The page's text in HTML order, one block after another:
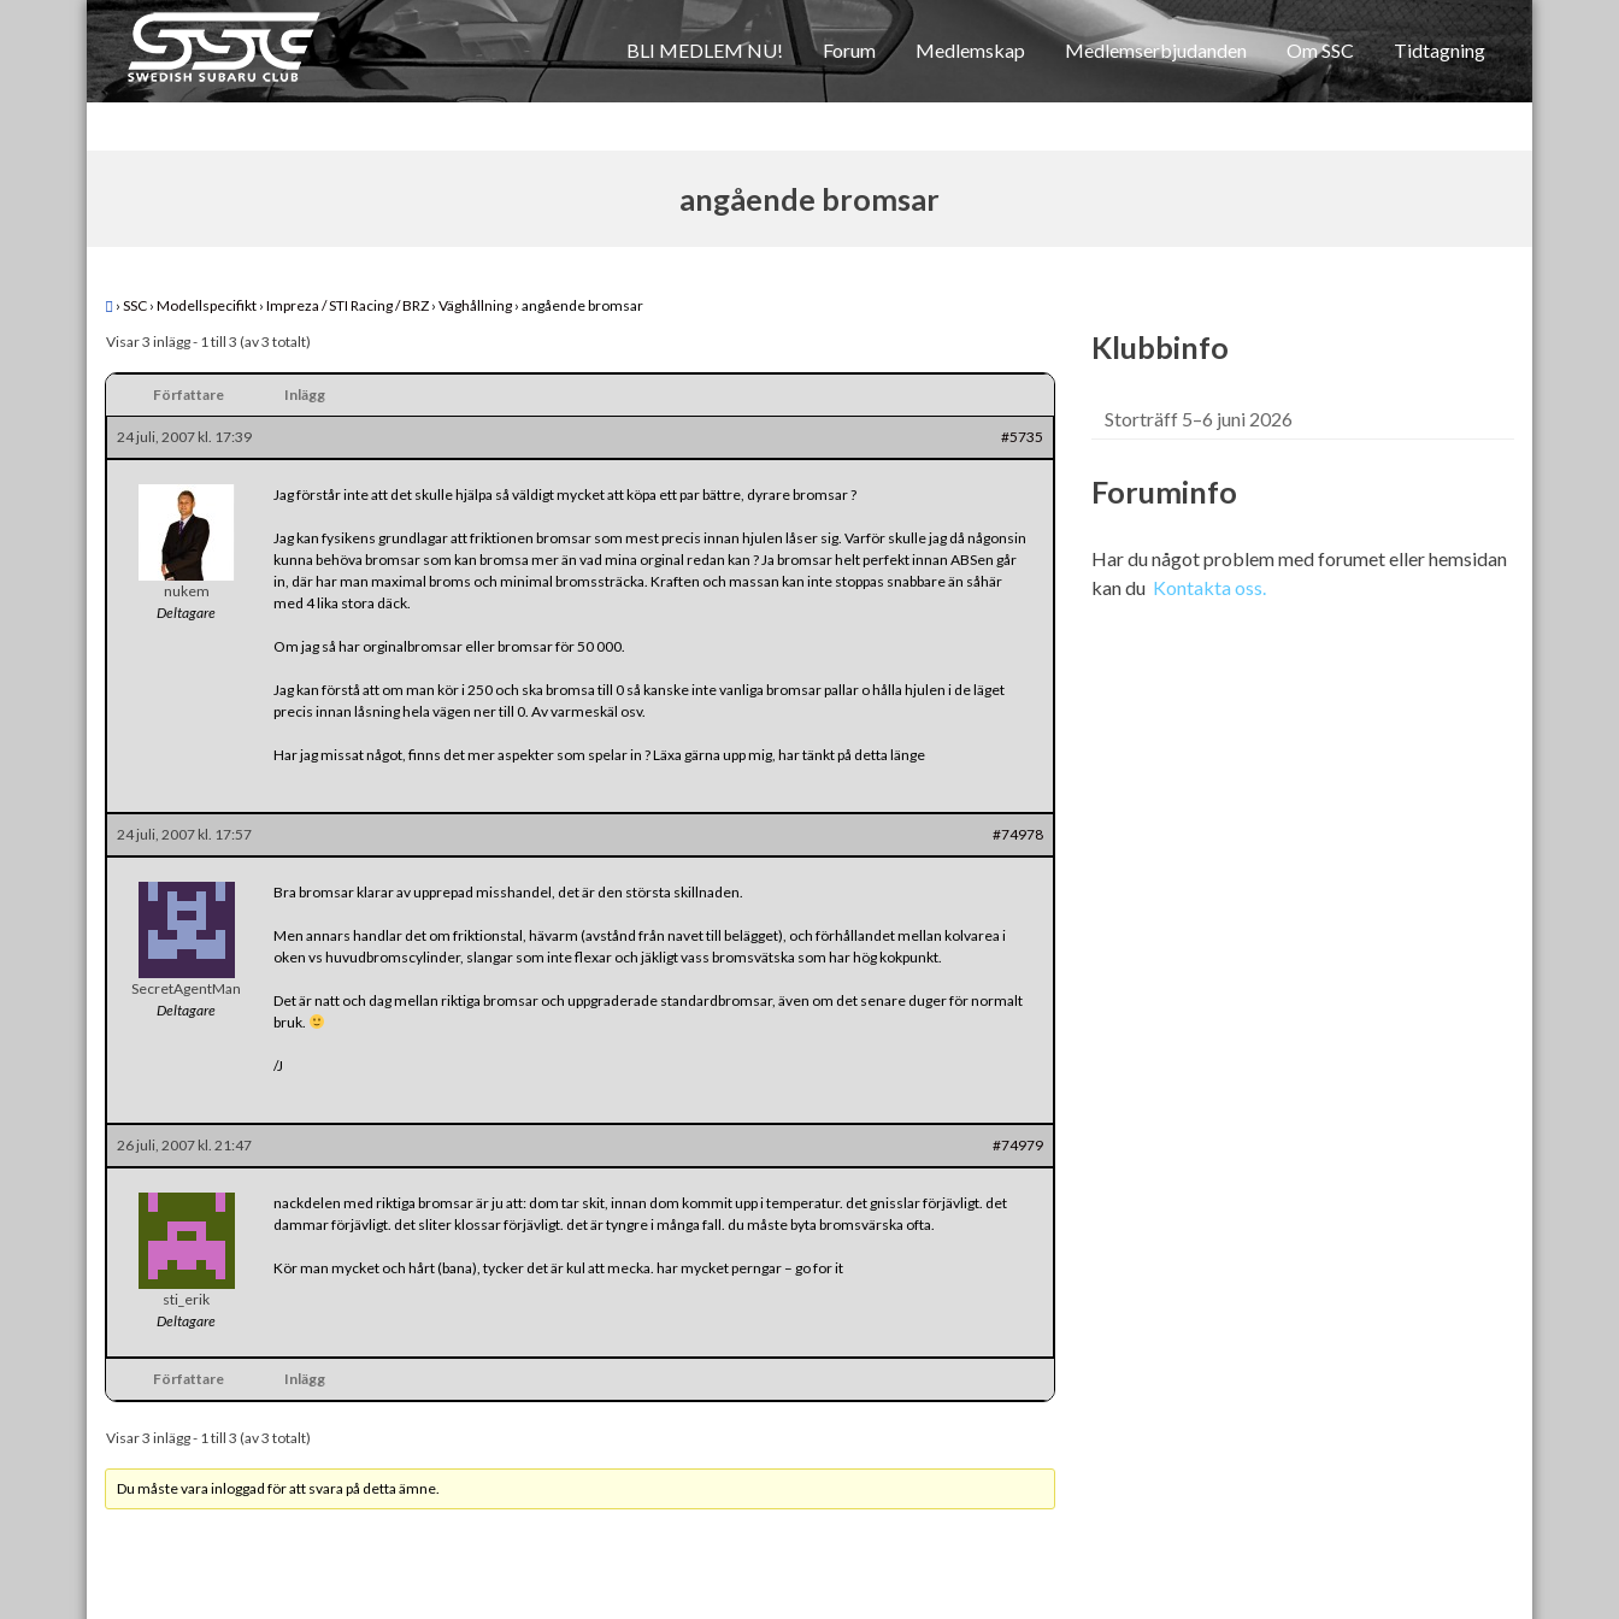
Skip
to
content
Swedish Subaru Club
För oss som älskar Subaru!
BLI MEDLEM NU! Forum Medlemskap Medlemserbjudanden Om SSC Tidtagning
angående bromsar
› SSC › Modellspecifikt › Impreza / STI Racing / BRZ › Väghållning › angående bromsar
Visar 3 inlägg - 1 till 3 (av 3 totalt)
Författare Inlägg
24 juli, 2007 kl. 17:39 #5735
nukem
Deltagare
Jag förstår inte att det skulle hjälpa så väldigt mycket att köpa ett par bättre, dyrare bromsar ?
Jag kan fysikens grundlagar att friktionen bromsar som mest precis innan hjulen låser sig. Varför skulle jag då någonsin
kunna behöva bromsar som kan bromsa mer än vad mina orginal redan kan ? Ja bromsar helt perfekt innan ABSen går
in, där har man maximal broms och minimal bromssträcka. Kraften och massan kan inte stoppas snabbare än såhär
med 4 lika stora däck.
Om jag så har orginalbromsar eller bromsar för 50 000.
Jag kan förstå att om man kör i 250 och ska bromsa till 0 så kanske inte vanliga bromsar pallar o hålla hjulen i de läget
precis innan låsning hela vägen ner till 0. Av varmeskäl osv.
Har jag missat något, finns det mer aspekter som spelar in ? Läxa gärna upp mig, har tänkt på detta länge
24 juli, 2007 kl. 17:57 #74978
SecretAgentMan
Deltagare
Bra bromsar klarar av upprepad misshandel, det är den största skillnaden.
Men annars handlar det om friktionstal, hävarm (avstånd från navet till belägget), och förhållandet mellan kolvarea i
oken vs huvudbromscylinder, slangar som inte flexar och jäkligt vass bromsvätska som har hög kokpunkt.
Det är natt och dag mellan riktiga bromsar och uppgraderade standardbromsar, även om det senare duger för normalt
bruk.
/J
26 juli, 2007 kl. 21:47 #74979
sti_erik
Deltagare
nackdelen med riktiga bromsar är ju att: dom tar skit, innan dom kommit upp i temperatur. det gnisslar förjävligt. det
dammar förjävligt. det sliter klossar förjävligt. det är tyngre i många fall. du måste byta bromsvärska ofta.
Kör man mycket och hårt (bana), tycker det är kul att mecka. har mycket perngar – go for it
Författare Inlägg
Visar 3 inlägg - 1 till 3 (av 3 totalt)
Du måste vara inloggad för att svara på detta ämne.
Klubbinfo
Storträff 5–6 juni 2026
Foruminfo
Har du något problem med forumet eller hemsidan
kan du Kontakta oss.